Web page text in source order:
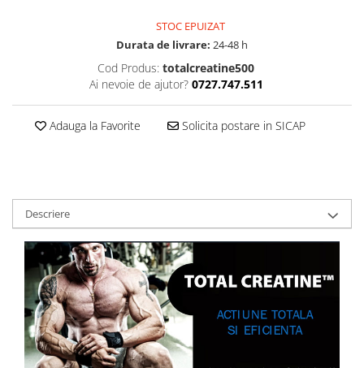
STOC EPUIZAT
Durata de livrare: 24-48 h
Cod Produs: totalcreatine500
Ai nevoie de ajutor? 0727.747.511
Adauga la Favorite Solicita postare in SICAP
Descriere